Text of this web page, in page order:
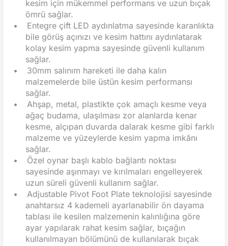
kesim için mükemmel performans ve uzun bıçak
ömrü sağlar.
•
Entegre çift LED aydınlatma sayesinde karanlıkta
bile görüş açınızı ve kesim hattını aydınlatarak
kolay kesim yapma sayesinde güvenli kullanım
sağlar.
•
30mm salınım hareketi ile daha kalın
malzemelerde bile üstün kesim performansı
sağlar.
•
Ahşap, metal, plastikte çok amaçlı kesme veya
ağaç budama, ulaşılması zor alanlarda kenar
kesme, alçıpan duvarda dalarak kesme gibi farklı
malzeme ve yüzeylerde kesim yapma imkânı
sağlar.
•
Özel oynar başlı kablo bağlantı noktası
sayesinde aşınmayı ve kırılmaları engelleyerek
uzun süreli güvenli kullanım sağlar.
•
Adjustable Pivot Foot Plate teknolojisi sayesinde
anahtarsız 4 kademeli ayarlanabilir ön dayama
tablası ile kesilen malzemenin kalınlığına göre
ayar yapılarak rahat kesim sağlar, bıçağın
kullanılmayan bölümünü de kullanılarak bıçak